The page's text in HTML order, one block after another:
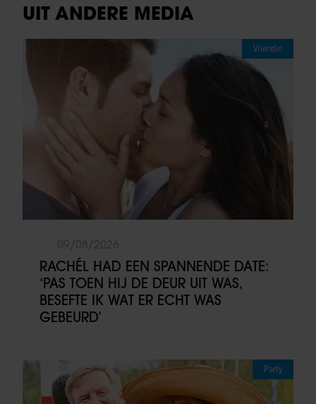
UIT ANDERE MEDIA
Vriendin
RACHÉL HAD EEN SPANNENDE DATE:
‘PAS TOEN HIJ DE DEUR UIT WAS,
BESEFTE IK WAT ER ECHT WAS
GEBEURD’
Party